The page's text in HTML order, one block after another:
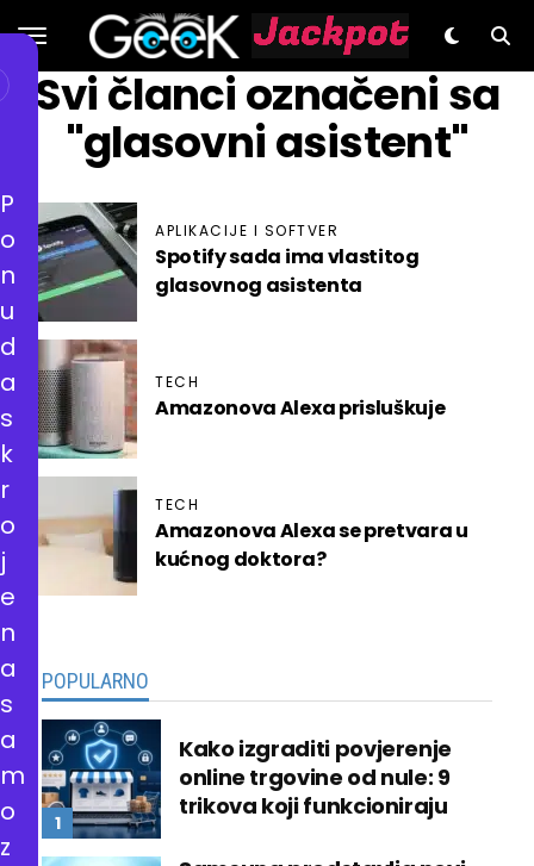
GeeK.hr
Svi članci označeni sa
"glasovni asistent"
APLIKACIJE I SOFTVER
Spotify sada ima vlastitog
glasovnog asistenta
TECH
Amazonova Alexa prisluškuje
TECH
Amazonova Alexa se pretvara u
kućnog doktora?
POPULARNO
Kako izgraditi povjerenje
online trgovine od nule: 9
trikova koji funkcioniraju
P
o
n
u
d
a
s
k
r
o
j
e
n
a
s
a
m
o
z